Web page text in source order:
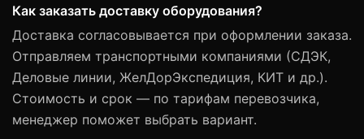
Как заказать доставку оборудования?
Доставка согласовывается при оформлении заказа.
Отправляем транспортными компаниями (СДЭК,
Деловые линии, ЖелДорЭкспедиция, КИТ и др.).
Стоимость и срок — по тарифам перевозчика,
менеджер поможет выбрать вариант.